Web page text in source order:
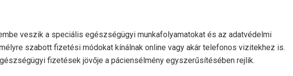
veszik a speciális egészségügyi munkafolyamatokat és az adatvédelmi
szabott fizetési módokat kínálnak online vagy akár telefonos vizitekhez is.
fizetések jövője a páciensélmény egyszerűsítésében rejlik.